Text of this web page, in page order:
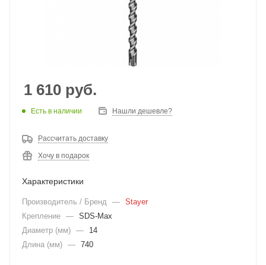
1 610 руб.
Есть в наличии Нашли дешевле?
Рассчитать доставку
Хочу в подарок
Характеристики
Производитель / Бренд — Stayer
Крепление — SDS-Max
Диаметр (мм) —
14
Длина (мм) — 740